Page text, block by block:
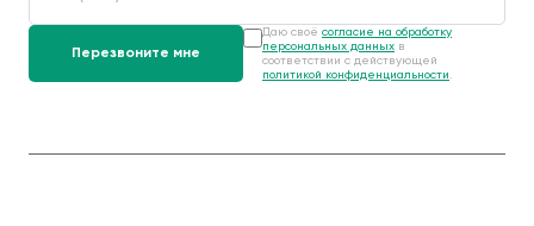
Даю своё согласие на обработку
персональных данных в
соответствии с действующей
политикой конфиденциальности .